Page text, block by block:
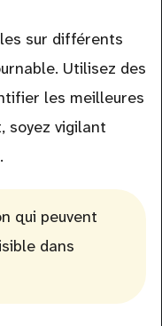
sur différents
Utilisez des
les meilleures
soyez vigilant
qui peuvent
dans